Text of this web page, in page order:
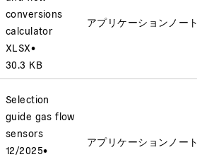
conversions
calculator
XLSX•
30.3 KB
アプリケーションノート
Selection
guide gas flow
sensors
12/2025•
アプリケーションノート